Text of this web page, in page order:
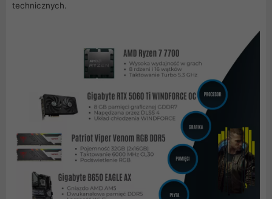
technicznych.